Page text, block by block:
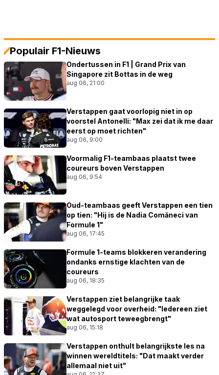
Populair F1-Nieuws
Ondertussen in F1 | Grand Prix van
Singapore zit Bottas in de weg
aug 06, 21:00
Verstappen gaat voorlopig niet in op
voorstel Antonelli: "Max zei dat ik me daar
eerst op moet richten"
aug 06, 9:00
Voormalig F1-teambaas plaatst twee
coureurs boven Verstappen
aug 06, 9:54
Oud-teambaas geeft Verstappen een tien
op tien: "Hij is de Nadia Comăneci van
Formule 1"
aug 06, 17:45
Formule 1-teams blokkeren verandering
ondanks ernstige klachten van de
coureurs
aug 06, 18:35
Verstappen ziet belangrijke taak
weggelegd voor overheid: "Iedereen ziet
wat autosport teweegbrengt"
aug 06, 15:18
Verstappen onthult belangrijkste les na
winnen wereldtitels: "Dat maakt verder
allemaal niet uit"